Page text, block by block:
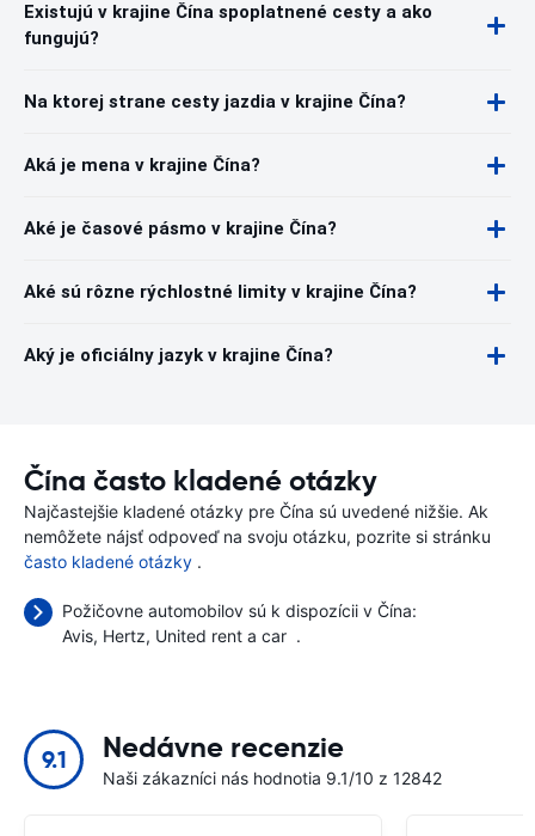
Existujú v krajine Čína spoplatnené cesty a ako
fungujú?
Na ktorej strane cesty jazdia v krajine Čína?
Aká je mena v krajine Čína?
Aké je časové pásmo v krajine Čína?
Aké sú rôzne rýchlostné limity v krajine Čína?
Aký je oficiálny jazyk v krajine Čína?
Čína často kladené otázky
Najčastejšie kladené otázky pre Čína sú uvedené nižšie. Ak
nemôžete nájsť odpoveď na svoju otázku, pozrite si stránku
často kladené otázky .
Požičovne automobilov sú k dispozícii v Čína:
Avis Hertz United rent a car .
9.1 Nedávne recenzie
Naši zákazníci nás hodnotia 9.1/10 z 12842